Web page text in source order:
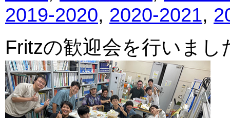
2019-2020, 2020-2021,
Fritzの歓迎会を行いまし